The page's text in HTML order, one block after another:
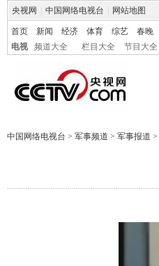
央视网 中国网络电视台 网站地图
首页 新闻 经济 体育 综艺 春晚
电视
频道大全 栏目大全 节目大全
中国网络电视台 > 军事频道 > 军事报道 >